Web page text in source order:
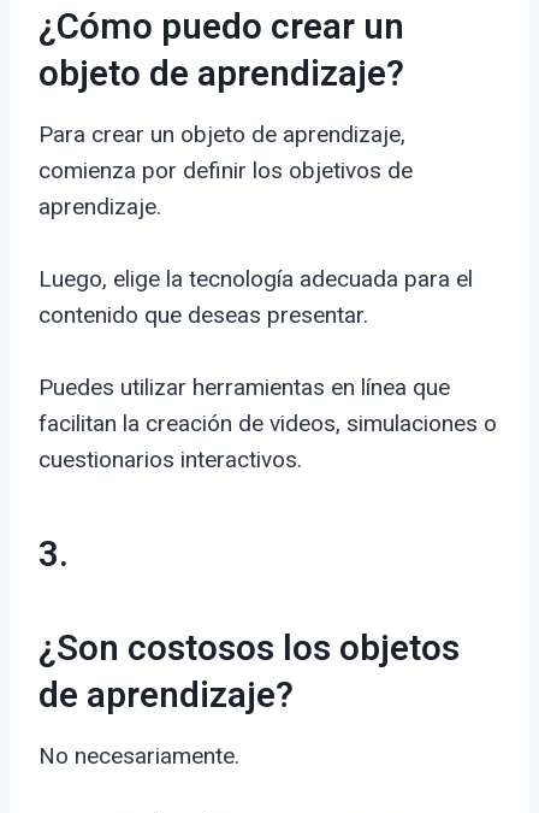
¿Cómo puedo crear un
objeto de aprendizaje?
Para crear un objeto de aprendizaje,
comienza por definir los objetivos de
aprendizaje.
Luego, elige la tecnología adecuada para el
contenido que deseas presentar.
Puedes utilizar herramientas en línea que
facilitan la creación de videos, simulaciones o
cuestionarios interactivos.
3.
¿Son costosos los objetos
de aprendizaje?
No necesariamente.